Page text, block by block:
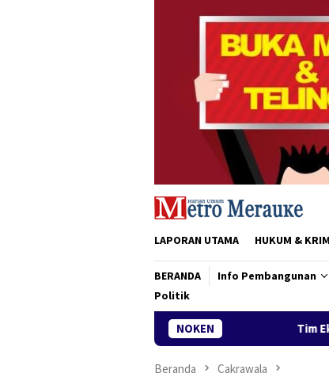
LAPORAN UTAMA HUKUM &
BERANDA Info Pembangunan
Politik
NOKEN
Tim Ekspedisi Patriot IPB Tiba
Beranda Cakrawala